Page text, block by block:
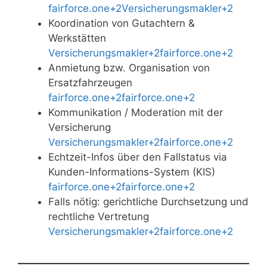
fairforce.one+2Versicherungsmakler+2
Koordination von Gutachtern &
Werkstätten
Versicherungsmakler+2fairforce.one+2
Anmietung bzw. Organisation von
Ersatzfahrzeugen
fairforce.one+2fairforce.one+2
Kommunikation / Moderation mit der
Versicherung
Versicherungsmakler+2fairforce.one+2
Echtzeit-Infos über den Fallstatus via
Kunden-Informations-System (KIS)
fairforce.one+2fairforce.one+2
Falls nötig: gerichtliche Durchsetzung und
rechtliche Vertretung
Versicherungsmakler+2fairforce.one+2